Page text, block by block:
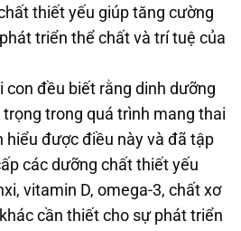
thiết yếu giúp tăng cường
triển thể chất và trí tuệ của
con đều biết rằng dinh dưỡng
trọng trong quá trình mang thai
hiểu được điều này và đã tập
các dưỡng chất thiết yếu
vitamin D, omega-3, chất xơ
cần thiết cho sự phát triển